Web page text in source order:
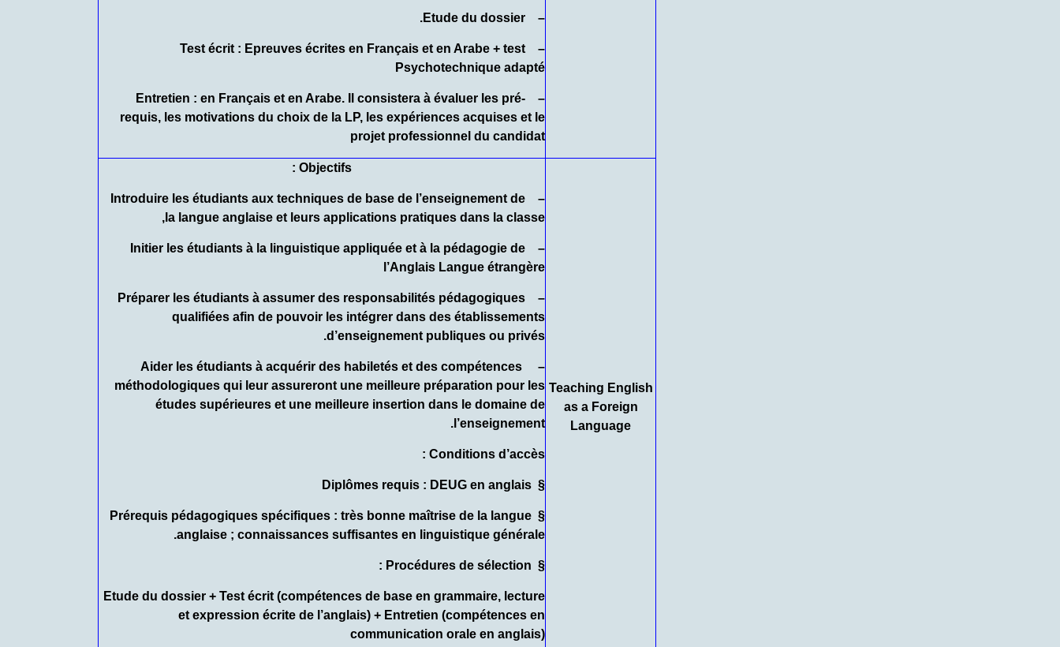
– Etude du dossier.
– Test écrit : Epreuves écrites en Français et en Arabe + test
Psychotechnique adapté
– Entretien : en Français et en Arabe. Il consistera à évaluer les pré-
requis, les motivations du choix de la LP, les expériences acquises et le
projet professionnel du candidat
Teaching English
as a Foreign
Language
Objectifs
:
– Introduire les étudiants aux techniques de base de l’enseignement de
la langue anglaise et leurs applications pratiques dans la classe,
– Initier les étudiants à la linguistique appliquée et à la pédagogie de
l’Anglais Langue étrangère
– Préparer les étudiants à assumer des responsabilités pédagogiques
qualifiées afin de pouvoir les intégrer dans des établissements
d’enseignement publiques ou privés.
– Aider les étudiants à acquérir des habiletés et des compétences
méthodologiques qui leur assureront une meilleure préparation pour les
études supérieures et une meilleure insertion dans le domaine de
l’enseignement.
Conditions d’accès :
§
Diplômes requis : DEUG en anglais
§
Prérequis pédagogiques spécifiques : très bonne maîtrise de la langue
anglaise ; connaissances suffisantes en linguistique générale.
§
Procédures de sélection :
Etude du dossier + Test écrit (compétences de base en grammaire, lecture
et expression écrite de l’anglais) + Entretien (compétences en
communication orale en anglais)